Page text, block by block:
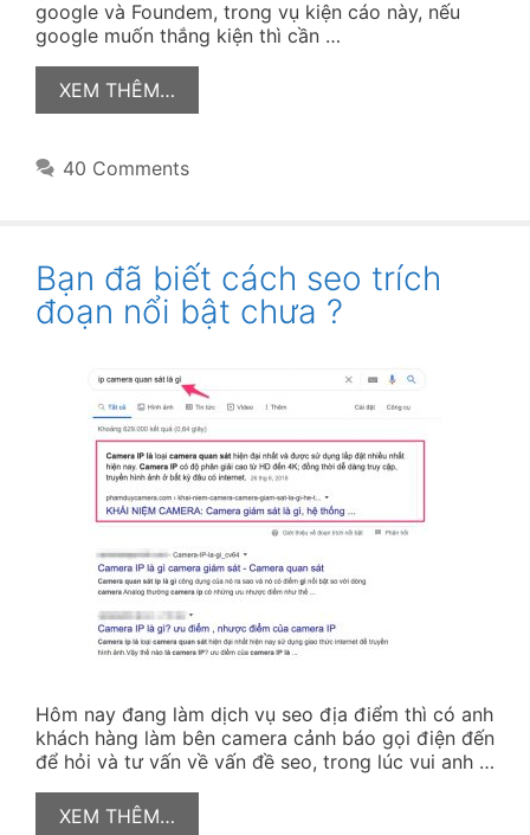
google và Foundem, trong vụ kiện cáo này, nếu
google muốn thắng kiện thì cần …
XEM THÊM…
40 Comments
Bạn đã biết cách seo trích
đoạn nổi bật chưa ?
Hôm nay đang làm dịch vụ seo địa điểm thì có anh
khách hàng làm bên camera cảnh báo gọi điện đến
để hỏi và tư vấn về vấn đề seo, trong lúc vui anh …
XEM THÊM…